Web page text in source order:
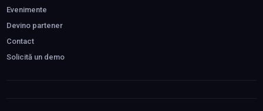
Evenimente
Devino partener
Contact
Solicită un demo